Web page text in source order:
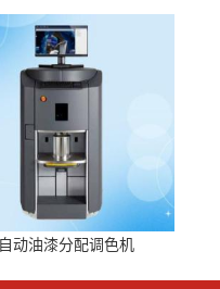
自动油漆分配调色机